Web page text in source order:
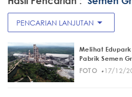
PENCARIAN LANJUTAN arrow_drop_down
Melihat
Pabrik Semen
FOTO· 17/12/